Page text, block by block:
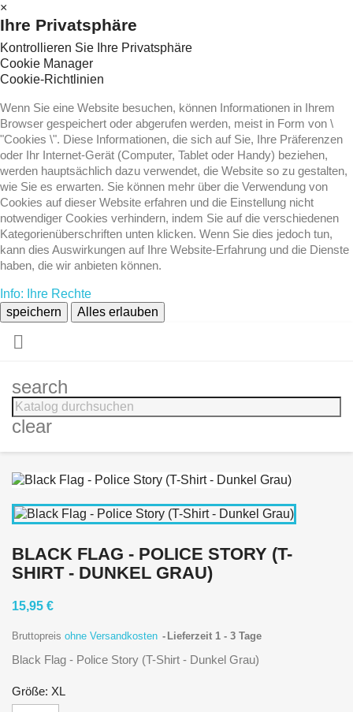
×
Ihre Privatsphäre
Kontrollieren Sie Ihre Privatsphäre
Cookie Manager
Cookie-Richtlinien
Wenn Sie eine Website besuchen, können Informationen in Ihrem
Browser gespeichert oder abgerufen werden, meist in Form von \
"Cookies \". Diese Informationen, die sich auf Sie, Ihre Präferenzen
oder Ihr Internet-Gerät (Computer, Tablet oder Handy) beziehen,
werden hauptsächlich dazu verwendet, die Website so zu gestalten,
wie Sie es erwarten. Sie können mehr über die Verwendung von
Cookies auf dieser Website erfahren und die Einstellung nicht
notwendiger Cookies verhindern, indem Sie auf die verschiedenen
Kategorienüberschriften unten klicken. Wenn Sie dies jedoch tun,
kann dies Auswirkungen auf Ihre Website-Erfahrung und die Dienste
haben, die wir anbieten können.
Info: Ihre Rechte
speichern
Alles erlauben

search
clear
BLACK FLAG - POLICE STORY (T-
SHIRT - DUNKEL GRAU)
15,95 €
Bruttopreis ohne Versandkosten Lieferzeit 1 - 3 Tage
Black Flag - Police Story (T-Shirt - Dunkel Grau)
Größe: XL